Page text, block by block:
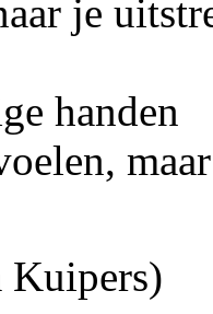
je
handen
Kuipers)